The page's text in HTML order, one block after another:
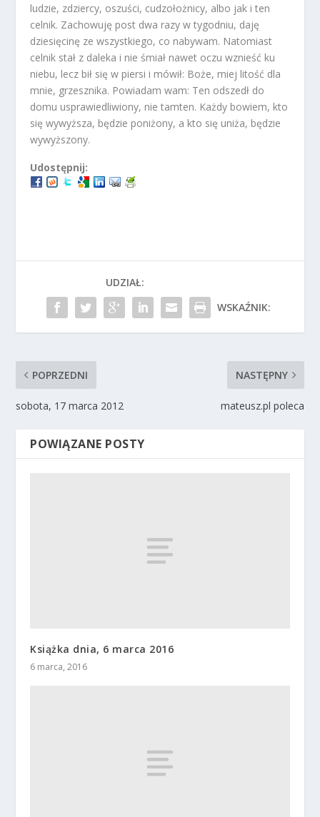
ludzie, zdziercy, oszuści, cudzołożnicy, albo jak i ten
celnik. Zachowuję post dwa razy w tygodniu, daję
dziesięcinę ze wszystkiego, co nabywam. Natomiast
celnik stał z daleka i nie śmiał nawet oczu wznieść ku
niebu, lecz bił się w piersi i mówił: Boże, miej litość dla
mnie, grzesznika. Powiadam wam: Ten odszedł do
domu usprawiedliwiony, nie tamten. Każdy bowiem, kto
się wywyższa, będzie poniżony, a kto się uniża, będzie
wywyższony.
Udostępnij:
UDZIAŁ:
WSKAŹNIK:
POPRZEDNI
sobota, 17 marca 2012
NASTĘPNY
mateusz.pl poleca
POWIĄZANE POSTY
Książka dnia, 6 marca 2016
6 marca, 2016